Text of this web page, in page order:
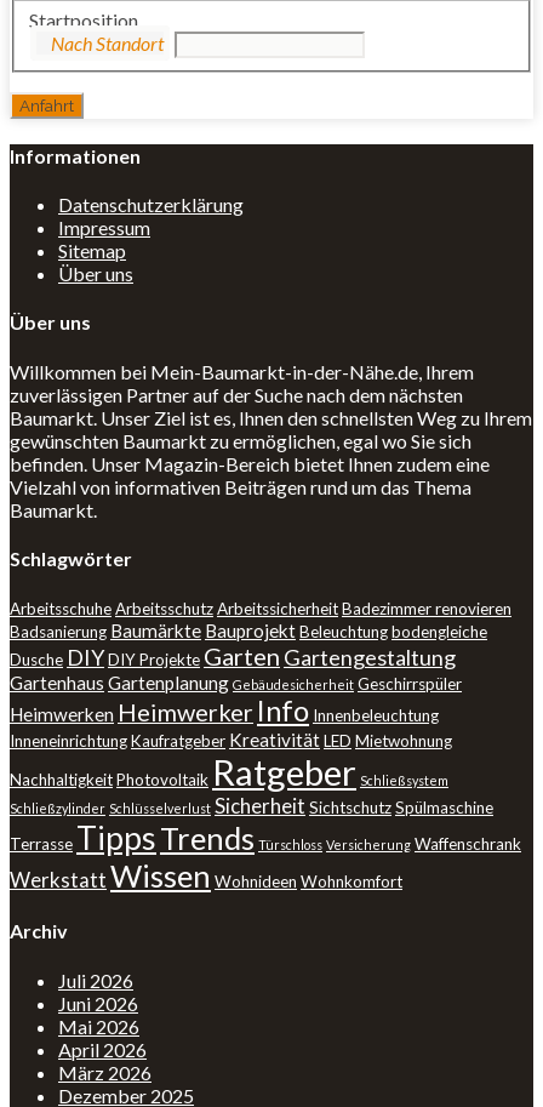
Startposition
Informationen
Datenschutzerklärung
Impressum
Sitemap
Über uns
Über uns
Willkommen bei Mein-Baumarkt-in-der-Nähe.de, Ihrem
zuverlässigen Partner auf der Suche nach dem nächsten
Baumarkt. Unser Ziel ist es, Ihnen den schnellsten Weg zu Ihrem
gewünschten Baumarkt zu ermöglichen, egal wo Sie sich
befinden. Unser Magazin-Bereich bietet Ihnen zudem eine
Vielzahl von informativen Beiträgen rund um das Thema
Baumarkt.
Schlagwörter
ArbeitsschuheArbeitsschutzArbeitssicherheitBadezimmer renovieren
Badsanierung Baumärkte BauprojektBeleuchtungbodengleiche
Dusche DIYDIY Projekte Garten Gartengestaltung
Gartenhaus Gartenplanung Gebäudesicherheit Geschirrspüler
Heimwerken Heimwerker Info Innenbeleuchtung
InneneinrichtungKaufratgeber KreativitätLED Mietwohnung
NachhaltigkeitPhotovoltaik Ratgeber Schließsystem
Schließzylinder Schlüsselverlust Sicherheit SichtschutzSpülmaschine
Terrasse TippsTrends Türschloss Versicherung Waffenschrank
WerkstattWissen Wohnideen Wohnkomfort
Archiv
Juli 2026
Juni 2026
Mai 2026
April 2026
März 2026
Dezember 2025